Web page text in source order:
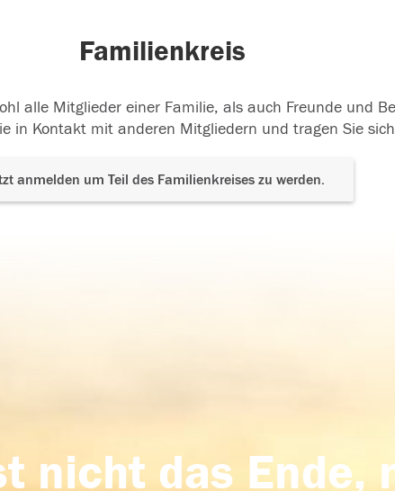
Familienkreis
alle Mitglieder einer Familie, als auch Freunde und
in Kontakt mit anderen Mitgliedern und tragen Sie
anmelden um Teil des Familienkreises zu werden.
nicht das Ende,